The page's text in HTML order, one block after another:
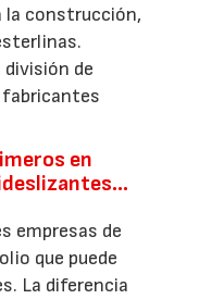
la construcción,
de
en
empresas de
que puede
La diferencia